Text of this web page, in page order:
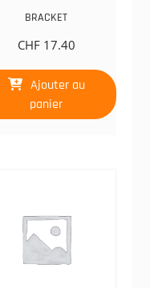
BRACKET
CHF17.40
Ajouter au
panier